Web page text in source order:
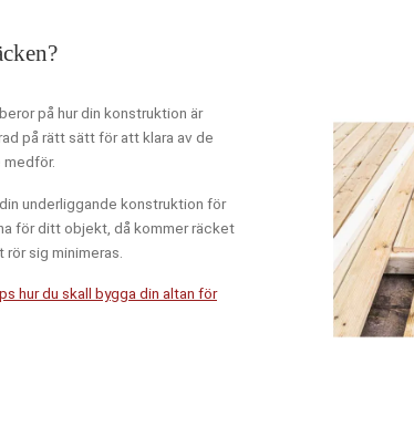
Text
på hur din konstruktion är
på rätt sätt för att klara av de
underliggande konstruktion för
för ditt objekt, då kommer räcket
sig minimeras.
hur du skall bygga din altan för